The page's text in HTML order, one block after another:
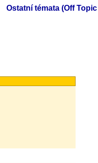
Ostatní témata (Off